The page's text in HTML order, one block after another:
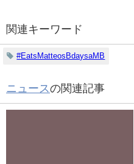
関連キーワード
#EatsMatteosBdaysaMB
ニュースの関連記事